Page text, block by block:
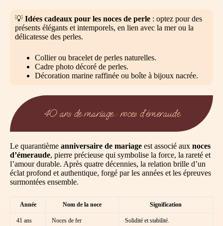
💡 Idées cadeaux pour les noces de perle : optez pour des
présents élégants et intemporels, en lien avec la mer ou la
délicatesse des perles.
Collier ou bracelet de perles naturelles.
Cadre photo décoré de perles.
Décoration marine raffinée ou boîte à bijoux nacrée.
40 ans de mariage : noces d’émeraude
Le quarantième anniversaire de mariage est associé aux noces
d’émeraude, pierre précieuse qui symbolise la force, la rareté et
l’amour durable. Après quatre décennies, la relation brille d’un
éclat profond et authentique, forgé par les années et les épreuves
surmontées ensemble.
Année Nom de la noce Signification
41 ans Noces de fer Solidité et stabilité.